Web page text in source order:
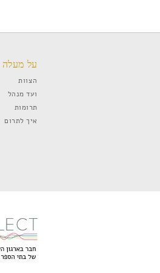
על מעלה
הצוות
ועד מנהל
תרומות
איך לתרום